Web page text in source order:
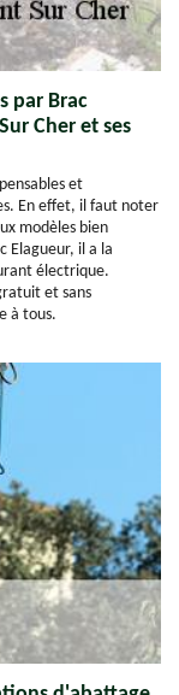
par Brac
Cher et ses
et
En effet, il faut noter
modèles bien
Elagueur, il a la
électrique.
et sans
à tous.